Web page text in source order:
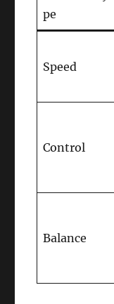
pe
Speed
Control
Balance